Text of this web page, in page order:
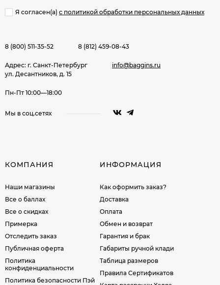
Я согласен(a) с политикой обработки персональных данных
8 (800) 511-35-52 8 (812) 459-08-43
Адрес: г. Санкт-Петербург
ул. Десантников, д. 15
info@baggins.ru
Пн-Пт 10:00—18:00
Мы в соц.сетях
КОМПАНИЯ
Наши магазины
Все о баллах
Все о скидках
Примерка
Отследить заказ
Публичная оферта
Политика
конфиденциальности
Политика безопасности Пэй
ИНФОРМАЦИЯ
Как оформить заказ?
Доставка
Оплата
Обмен и возврат
Гарантия и брак
Габариты ручной клади
Таблица размеров
Правила Сертификатов